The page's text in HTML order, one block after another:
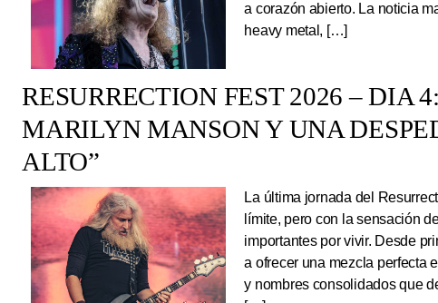
a corazón abierto. La noticia
heavy metal, […]
RESURRECTION FEST 2026 – DIA
MARILYN MANSON Y UNA
ALTO”
La última jornada del
límite, pero con la sensación
importantes por vivir. Desde
a ofrecer una mezcla perfecta
y nombres consolidados que